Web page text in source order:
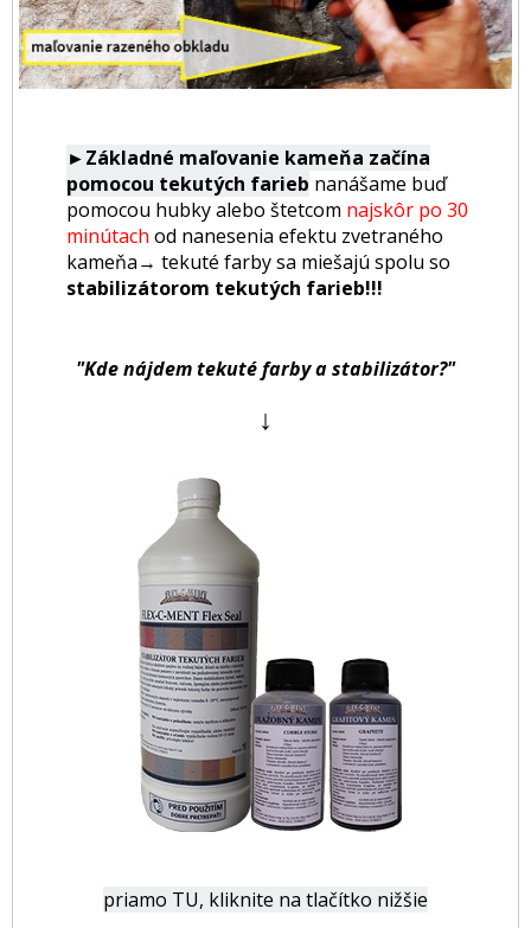
►Základné maľovanie kameňa začína
pomocou tekutých farieb nanášame buď
pomocou hubky alebo štetcom najskôr po 30
minútach od nanesenia efektu zvetraného
kameňa→ tekuté farby sa miešajú spolu so
stabilizátorom tekutých farieb!!!
"Kde nájdem tekuté farby a stabilizátor?"
↓
priamo TU, kliknite na tlačítko nižšie